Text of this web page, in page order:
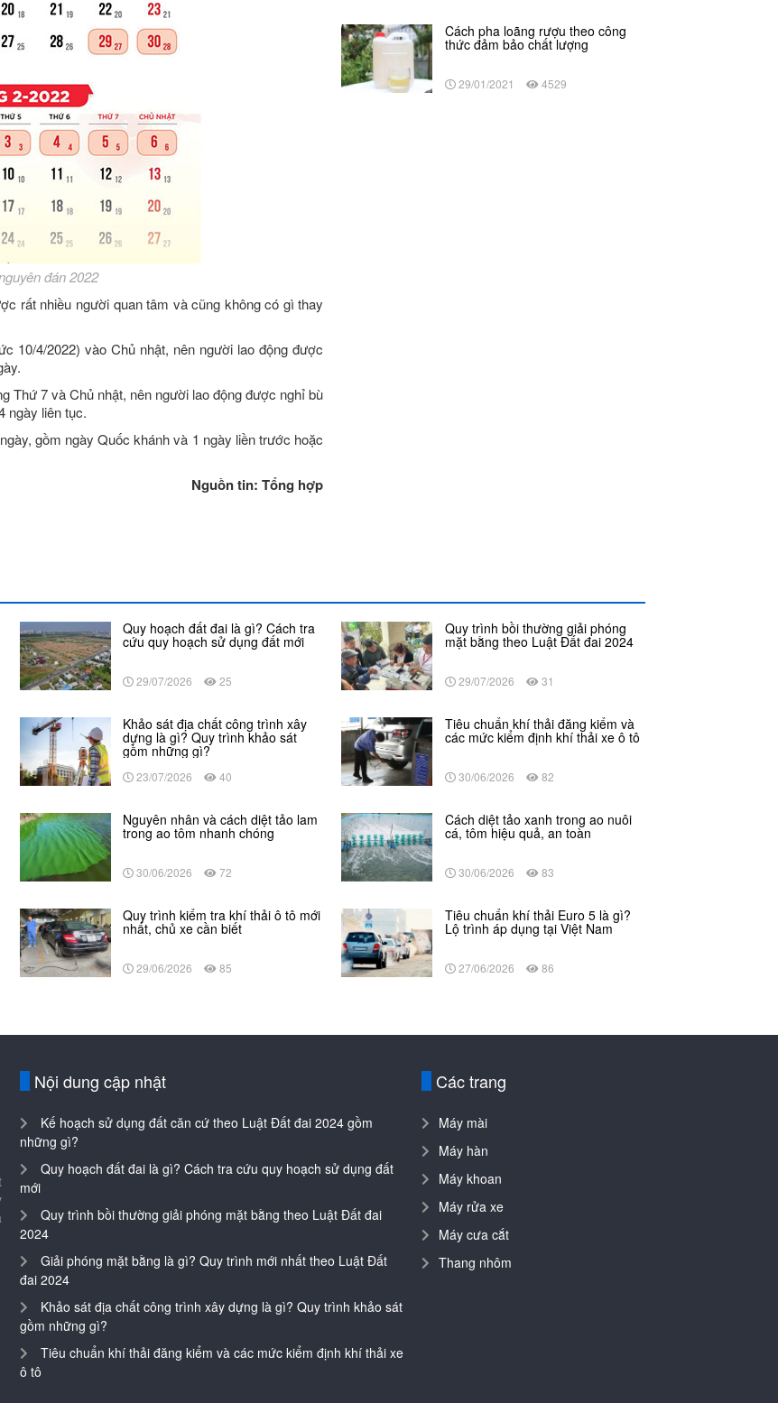
đán 2022
rất nhiều người quan tâm và cũng không có gì thay
10/4/2022) vào Chủ nhật, nên người lao động được
Thứ 7 và Chủ nhật, nên người lao động được nghỉ bù
ngày liên tục.
gồm ngày Quốc khánh và 1 ngày liền trước hoặc
Nguồn tin: Tổng hợp
Cách pha loãng rượu theo công
thức đảm bảo chất lượng
29/01/2021 4529
Quy hoạch đất đai là gì? Cách tra
cứu quy hoạch sử dụng đất mới
29/07/2026 25
Quy trình bồi thường giải phóng
mặt bằng theo Luật Đất đai 2024
29/07/2026 31
Khảo sát địa chất công trình xây
dựng là gì? Quy trình khảo sát
gồm những gì?
23/07/2026 40
Tiêu chuẩn khí thải đăng kiểm và
các mức kiểm định khí thải xe ô tô
30/06/2026 82
Nguyên nhân và cách diệt tảo lam
trong ao tôm nhanh chóng
30/06/2026 72
Cách diệt tảo xanh trong ao nuôi
cá, tôm hiệu quả, an toàn
30/06/2026 83
Quy trình kiểm tra khí thải ô tô mới
nhất, chủ xe cần biết
29/06/2026 85
Tiêu chuẩn khí thải Euro 5 là gì?
Lộ trình áp dụng tại Việt Nam
27/06/2026 86
Nội dung cập nhật
Kế hoạch sử dụng đất căn cứ theo Luật Đất đai 2024 gồm
những gì?
Quy hoạch đất đai là gì? Cách tra cứu quy hoạch sử dụng đất
mới
Quy trình bồi thường giải phóng mặt bằng theo Luật Đất đai
2024
Giải phóng mặt bằng là gì? Quy trình mới nhất theo Luật Đất
đai 2024
Khảo sát địa chất công trình xây dựng là gì? Quy trình khảo sát
gồm những gì?
Tiêu chuẩn khí thải đăng kiểm và các mức kiểm định khí thải xe
ô tô
Các trang
Máy mài
Máy hàn
Máy khoan
Máy rửa xe
Máy cưa cắt
Thang nhôm